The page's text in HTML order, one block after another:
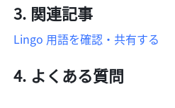
関連記事
Lingo 用語を確認・共有する
よくある質問